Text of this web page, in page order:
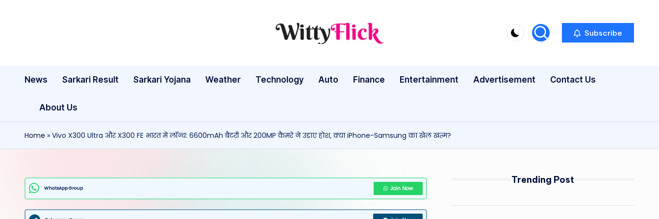
W
ty
ic
k:
te
WittyFlick:
Tech
Around
Subscribe
News Sarkari Result Sarkari Yojana Weather Technology Auto Finance Entertainment Advertisement Contact Us
About Us
Home » Vivo X300 Ultra और X300 FE भारत में लॉन्च: 6600mAh बैटरी और 200MP कैमरे ने उड़ाए होश, क्या iPhone-Samsung का खेल खत्म?
WhatsApp Group Join Now
Trending Post